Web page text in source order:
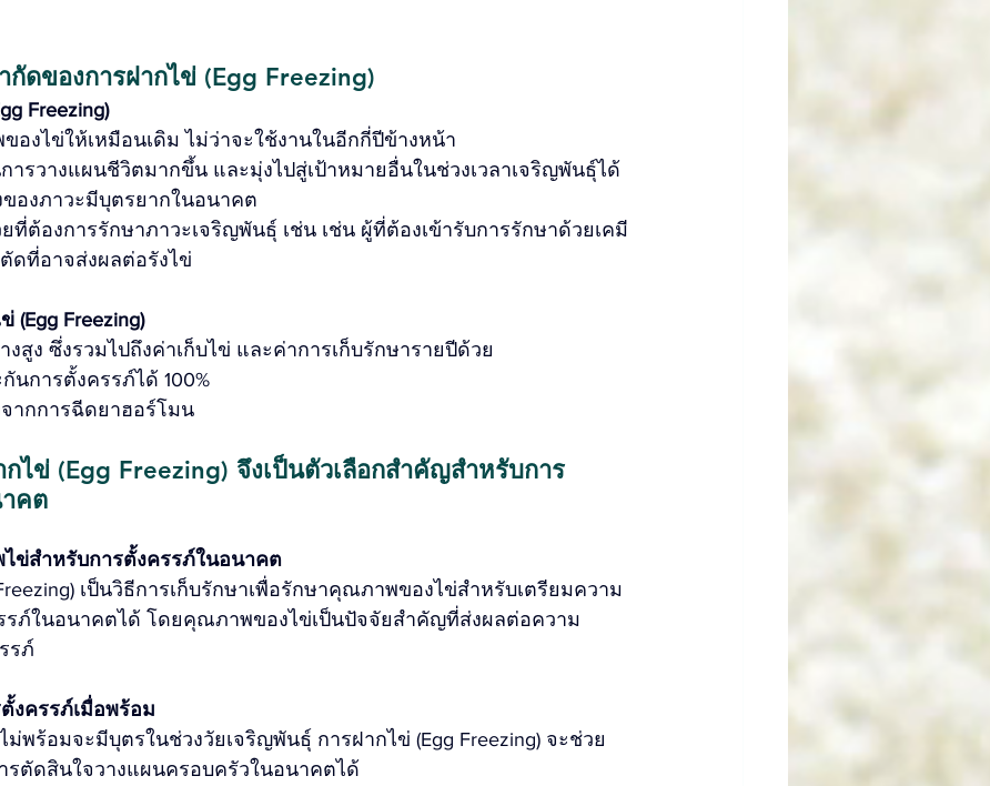
ดของการฝากไข่ (Egg Freezing)
Freezing)
องไข่ให้เหมือนเดิม ไม่ว่าจะใช้งานในอีกกี่ปีข้างหน้า
รวางแผนชีวิตมากขึ้น และมุ่งไปสู่เป้าหมายอื่นในช่วงเวลาเจริญพันธุ์ได้
องภาวะมีบุตรยากในอนาคต
ที่ต้องการรักษาภาวะเจริญพันธุ์ เช่น เช่น ผู้ที่ต้องเข้ารับการรักษาด้วยเคมี
ดที่อาจส่งผลต่อรังไข่
(Egg Freezing)
สูง ซึ่งรวมไปถึงค่าเก็บไข่ และค่าการเก็บรักษารายปีด้วย
นการตั้งครรภ์ได้ 100%
ากการฉีดยาฮอร์โมน
กไข่ (Egg Freezing) จึงเป็นตัวเลือกสำคัญสำหรับการ
คต
ข่สำหรับการตั้งครรภ์ในอนาคต
เป็นวิธีการเก็บรักษาเพื่อรักษาคุณภาพของไข่สำหรับเตรียมความ
รภ์ในอนาคตได้ โดยคุณภาพของไข่เป็นปัจจัยสำคัญที่ส่งผลต่อความ
รภ์
งครรภ์เมื่อพร้อม
พร้อมจะมีบุตรในช่วงวัยเจริญพันธ์ุ การฝากไข่ (Egg Freezing) จะช่วย
รตัดสินใจวางแผนครอบครัวในอนาคตได้